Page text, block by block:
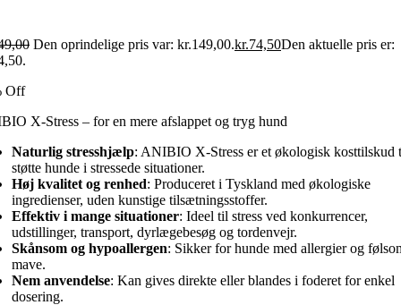
Den oprindelige pris var: kr.149,00.kr.74,50Den aktuelle pris er:
Off
X-Stress – for en mere afslappet og tryg hund
Naturlig stresshjælp: ANIBIO X-Stress er et økologisk kosttilskud
støtte hunde i stressede situationer.
Høj kvalitet og renhed: Produceret i Tyskland med økologiske
ingredienser, uden kunstige tilsætningsstoffer.
Effektiv i mange situationer: Ideel til stress ved konkurrencer,
udstillinger, transport, dyrlægebesøg og tordenvejr.
Skånsom og hypoallergen: Sikker for hunde med allergier og
mave.
Nem anvendelse: Kan gives direkte eller blandes i foderet for enkel
dosering.